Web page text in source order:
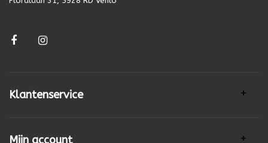
Klantenservice
Mijn account